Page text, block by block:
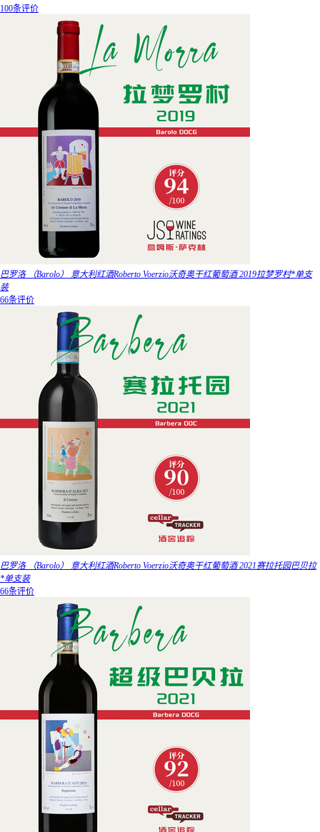
100条评价
巴罗洛 （Barolo） 意大利红酒Roberto Voerzio沃奇奥干红葡萄酒 2019拉梦罗村*单支
装
66条评价
巴罗洛 （Barolo） 意大利红酒Roberto Voerzio沃奇奥干红葡萄酒 2021赛拉托园巴贝拉
*单支装
66条评价